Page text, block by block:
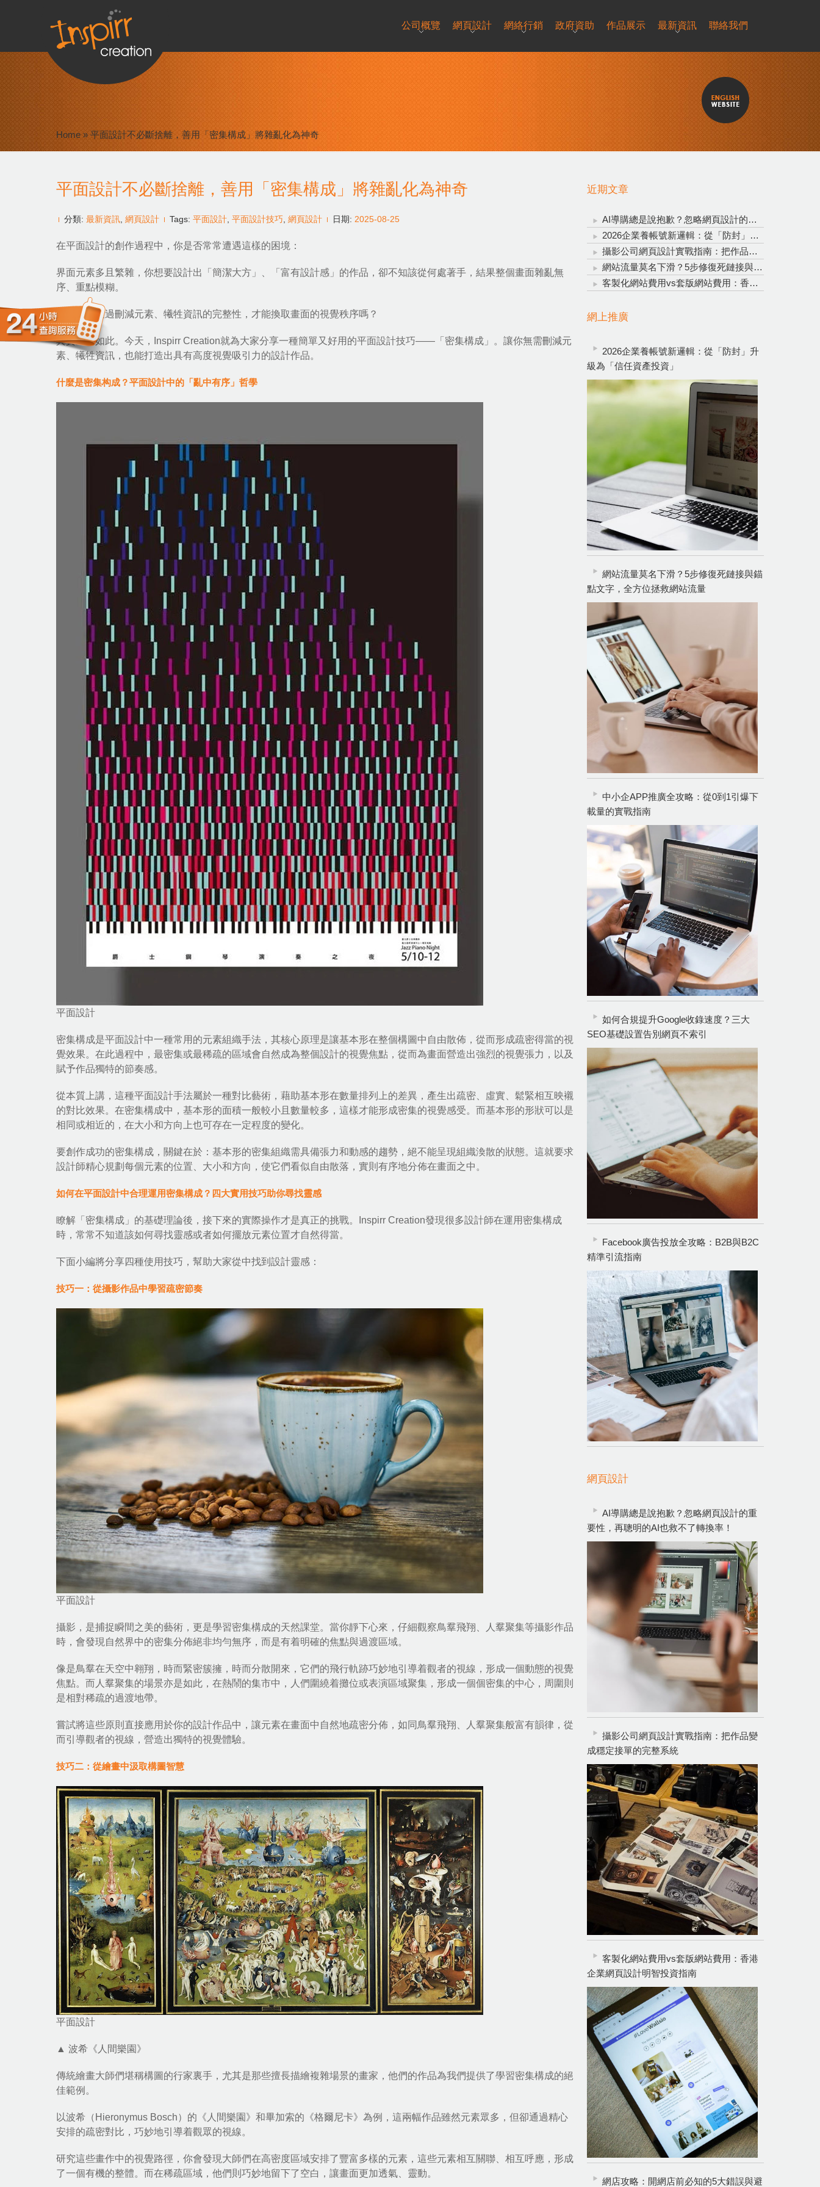
公司概覽 網頁設計 網絡行銷 政府資助 作品展示 最新資訊 聯絡我們
Home» 平面設計不必斷捨離，善用「密集構成」將雜亂化為神奇
近期文章
AI導購總是說抱歉？忽略網頁設計的重要性，再聰明的AI也救不了轉換率！
2026企業養帳號新邏輯：從「防封」升級為「信任資產投資」
攝影公司網頁設計實戰指南：把作品變成穩定接單的完整系統
網站流量莫名下滑？5步修復死鏈接與錨點文字，全方位拯救網站流量
客製化網站費用vs套版網站費用：香港企業網頁設計明智投資指南
網上推廣
2026企業養帳號新邏輯：從「防封」升
級為「信任資產投資」
網站流量莫名下滑？5步修復死鏈接與錨
點文字，全方位拯救網站流量
中小企APP推廣全攻略：從0到1引爆下
載量的實戰指南
如何合規提升Google收錄速度？三大
SEO基礎設置告別網頁不索引
Facebook廣告投放全攻略：B2B與B2C
精準引流指南
網頁設計
AI導購總是說抱歉？忽略網頁設計的重
要性，再聰明的AI也救不了轉換率！
攝影公司網頁設計實戰指南：把作品變
成穩定接單的完整系統
客製化網站費用vs套版網站費用：香港
企業網頁設計明智投資指南
網店攻略：開網店前必知的5大錯誤與避
平面設計不必斷捨離，善用「密集構成」將雜亂化為神奇
分類: 最新資訊 網頁設計 Tags: 平面設計 平面設計技巧 網頁設計 日期: 2025-08-25
在平面設計的創作過程中，你是否常常遭遇這樣的困境：
界面元素多且繁雜，你想要設計出「簡潔大方」、「富有設計感」的作品，卻不知該從何處著手，結果整個畫面雜亂無
序、重點模糊。
難道只能通過刪減元素、犧牲資訊的完整性，才能換取畫面的視覺秩序嗎？
其實並非如此。今天， Inspirr Creation就為大家分享一種簡單又好用的平面設計技巧——「密集構成」。讓你無需刪減元
素、犧牲資訊，也能打造出具有高度視覺吸引力的設計作品。
什麼是密集构成？平面設計中的「亂中有序」哲學
平面設計
密集構成是平面設計中一種常用的元素組織手法，其核心原理是讓基本形在整個構圖中自由散佈，從而形成疏密得當的視
覺效果。在此過程中，最密集或最稀疏的區域會自然成為整個設計的視覺焦點，從而為畫面營造出強烈的視覺張力，以及
賦予作品獨特的節奏感。
從本質上講，這種平面設計手法屬於一種對比藝術，藉助基本形在數量排列上的差異，產生出疏密、虛實、鬆緊相互映襯
的對比效果。在密集構成中，基本形的面積一般較小且數量較多，這樣才能形成密集的視覺感受。而基本形的形狀可以是
相同或相近的，在大小和方向上也可存在一定程度的變化。
要創作成功的密集構成，關鍵在於：基本形的密集組織需具備張力和動感的趨勢，絕不能呈現組織渙散的狀態。這就要求
設計師精心規劃每個元素的位置、大小和方向，使它們看似自由散落，實則有序地分佈在畫面之中。
如何在平面設計中合理運用密集構成？四大實用技巧助你尋找靈感
瞭解「密集構成」的基礎理論後，接下來的實際操作才是真正的挑戰。Inspirr Creation發現很多設計師在運用密集構成
時，常常不知道該如何尋找靈感或者如何擺放元素位置才自然得當。
下面小編將分享四種使用技巧，幫助大家從中找到設計靈感：
技巧一：從攝影作品中學習疏密節奏
平面設計
攝影，是捕捉瞬間之美的藝術，更是學習密集構成的天然課堂。當你靜下心來，仔細觀察鳥羣飛翔、人羣聚集等攝影作品
時，會發現自然界中的密集分佈絕非均勻無序，而是有着明確的焦點與過渡區域。
像是鳥羣在天空中翱翔，時而緊密簇擁，時而分散開來，它們的飛行軌跡巧妙地引導着觀者的視線，形成一個動態的視覺
焦點。而人羣聚集的場景亦是如此，在熱鬧的集市中，人們圍繞着攤位或表演區域聚集，形成一個個密集的中心，周圍則
是相對稀疏的過渡地帶。
嘗試將這些原則直接應用於你的設計作品中，讓元素在畫面中自然地疏密分佈，如同鳥羣飛翔、人羣聚集般富有韻律，從
而引導觀者的視線，營造出獨特的視覺體驗。
技巧二：從繪畫中汲取構圖智慧
平面設計
▲ 波希《人間樂園》
傳統繪畫大師們堪稱構圖的行家裏手，尤其是那些擅長描繪複雜場景的畫家，他們的作品為我們提供了學習密集構成的絕
佳範例。
以波希（Hieronymus Bosch）的《人間樂園》和畢加索的《格爾尼卡》為例，這兩幅作品雖然元素眾多，但卻通過精心
安排的疏密對比，巧妙地引導着觀眾的視線。
研究這些畫作中的視覺路徑，你會發現大師們在高密度區域安排了豐富多樣的元素，這些元素相互關聯、相互呼應，形成
了一個有機的整體。而在稀疏區域，他們則巧妙地留下了空白，讓畫面更加透氣、靈動。